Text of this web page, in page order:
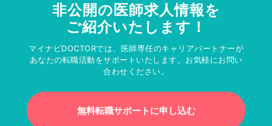
非公開の医師求人情報を
ご紹介いたします！
マイナビDOCTORでは、医師専任のキャリアパートナーが
あなたの転職活動をサポートいたします。お気軽にお問い
合わせください。
無料転職サポートに申し込む